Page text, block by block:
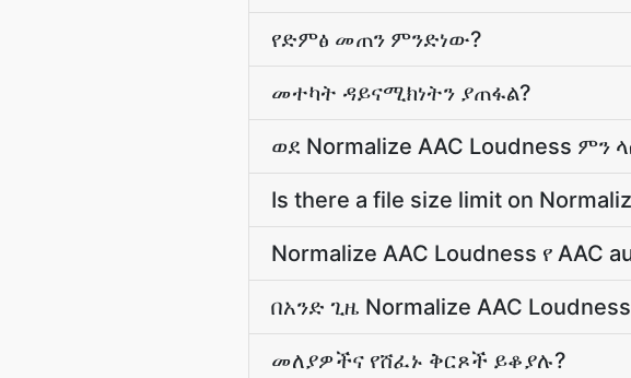
የድምፅ መጠን ምንድነው?
መተካት ዳይናሚክነትን ያጠፋል?
ወደ Normalize AAC Loudness ምን
Is there a file size limit on
Normalize AAC Loudness የ AAC
በአንድ ጊዜ Normalize AAC
መለያዎችና የሸፈኑ ቅርጾች ይቆያሉ?